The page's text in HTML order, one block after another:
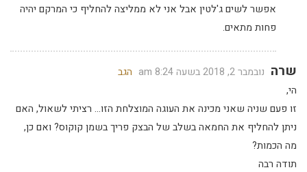
אפשר לשים ג'לטין אבל אני לא ממליצה להחליף כי המרקם יהיה
פחות מתאים.
שרה נובמבר 2, 2018 בשעה 8:24 am
הגב
הי,
זו פעם שניה שאני מכינה את העוגה המוצלחת הזו… רציתי לשאול, האם
ניתן להחליף את החמאה בשלב של הבצק פריך בשמן קוקוס? ואם כן,
מה הכמות?
תודה רבה